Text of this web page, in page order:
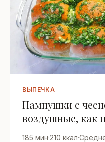
ВЫПЕЧКА
Пампушки с
воздушные, как
185 мин·210 ккал·